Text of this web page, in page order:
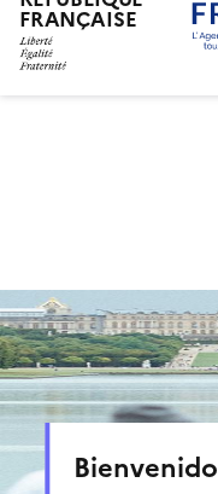
FRANÇAISE
Bienvenido